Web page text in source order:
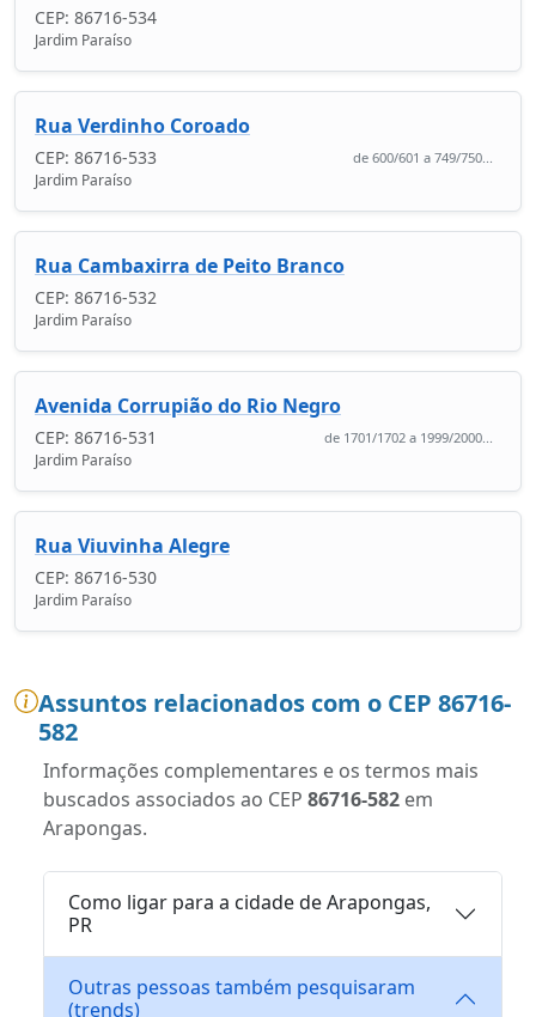
CEP: 86716-534
Jardim Paraíso
Rua Verdinho Coroado
CEP: 86716-533 de 600/601 a 749/750...
Jardim Paraíso
Rua Cambaxirra de Peito Branco
CEP: 86716-532
Jardim Paraíso
Avenida Corrupião do Rio Negro
CEP: 86716-531 de 1701/1702 a 1999/2000...
Jardim Paraíso
Rua Viuvinha Alegre
CEP: 86716-530
Jardim Paraíso
Assuntos relacionados com o CEP 86716-
582
Informações complementares e os termos mais
buscados associados ao CEP 86716-582 em
Arapongas.
Como ligar para a cidade de Arapongas,
PR
Outras pessoas também pesquisaram
(trends)